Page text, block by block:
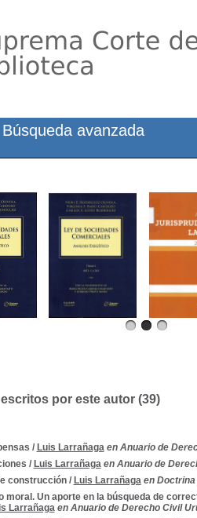
por este autor (39)
/ Luis Larrañaga en Anuario de
/ Luis Larrañaga en Anuario de
construcción/ Luis Larrañaga en Doctrina
moral. Un aporte en la búsqueda de
Larrañaga en Anuario de Derecho Civil
Búsqueda avanzada